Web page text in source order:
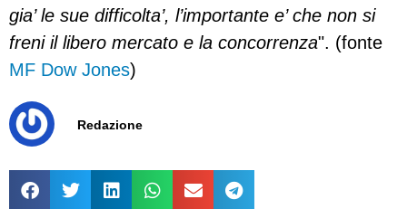
gia’ le sue difficolta’, l’importante e’ che non si
freni il libero mercato e la concorrenza". (fonte
MF Dow Jones)
Redazione